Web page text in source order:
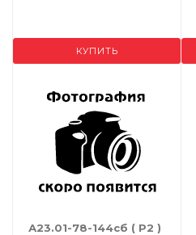
КУПИТЬ
А23.01-78-144сб ( Р2 )